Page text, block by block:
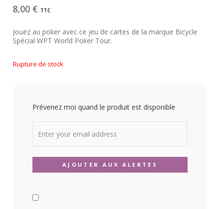
8,00 € TTC
Jouez au poker avec ce jeu de cartes de la marque Bicycle
Spécial WPT World Poker Tour.
Rupture de stock
Prévenez moi quand le produit est disponible